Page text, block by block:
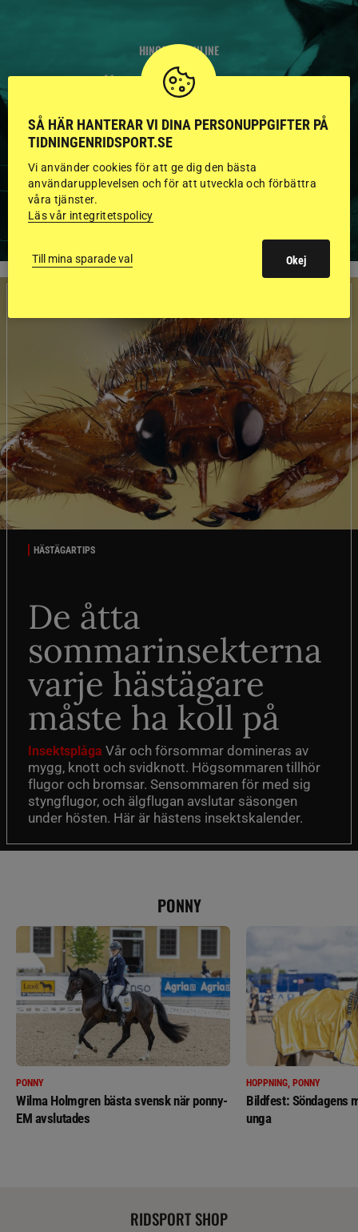
HINGSTAR ONLINE
GODKÄNDA HINGSTAR I
FLERA KATEGORIER MED
BILDER OCH FAKTA
VISA ALLA HINGSTAR
HÄSTÄGARTIPS
De åtta
sommarinsekterna
varje hästägare
måste ha koll på
Insektsplåga Vår och försommar domineras av
mygg, knott och svidknott. Högsommaren tillhör
flugor och bromsar. Sensommaren för med sig
styngflugor, och älgflugan avslutar säsongen
under hösten. Här är hästens insektskalender.
PONNY
PONNY
Wilma Holmgren bästa svensk när ponny-
EM avslutades
HOPPNING, PONNY
Bildfest: Söndagens
unga
RIDSPORT SHOP
SÅ HÄR HANTERAR VI DINA PERSONUPPGIFTER PÅ
TIDNINGENRIDSPORT.SE
Vi använder cookies för att ge dig den bästa
användarupplevelsen och för att utveckla och förbättra
våra tjänster.
Läs vår integritetspolicy
Till mina sparade val Okej